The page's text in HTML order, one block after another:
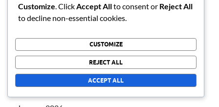
notáveis, Legado
Estádio Tsm Corona: Experiências dos visitantes,
ARQUIVO
Customize . Click Accept Allto consent or Reject All
to decline non-essential cookies.
CUSTOMIZE
REJECT ALL
ACCEPT ALL